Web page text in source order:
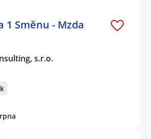
1 Směnu - Mzda
s.r.o.